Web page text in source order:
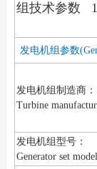
组技术参数
发电机组参数
发电机组制造商：
Turbine
发电机组型号：
Generator set